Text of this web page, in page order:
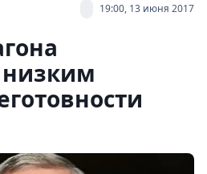
19:00, 13 июня 2017